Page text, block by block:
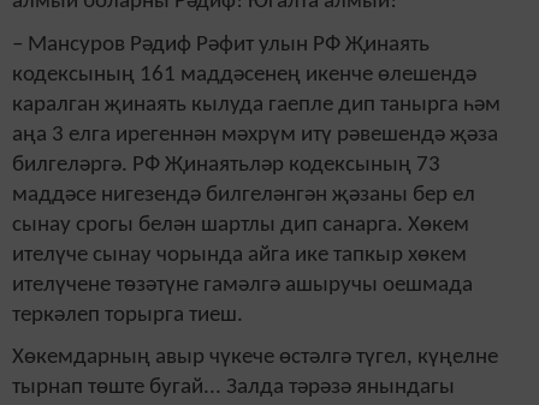
– Мансуров Рәдиф Рәфит улын РФ Җинаять
кодексының 161 маддәсенең икенче өлешендә
каралган җинаять кылуда гаепле дип танырга һәм
аңа 3 елга ирегеннән мәхрүм итү рәвешендә җәза
билгеләргә. РФ Җинаятьләр кодексының 73
маддәсе нигезендә билгеләнгән җәзаны бер ел
сынау срогы белән шартлы дип санарга. Хөкем
ителүче сынау чорында айга ике тапкыр хөкем
ителүчене төзәтүне гамәлгә ашыручы оешмада
теркәлеп торырга тиеш.
Хөкемдарның авыр чүкече өстәлгә түгел, күңелне
тырнап төште бугай... Залда тәрәзә янындагы